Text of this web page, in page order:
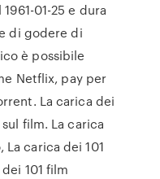
01-25 e dura
di godere di
è possibile
Netflix, pay per
La carica dei
film. La carica
carica dei 101
101 film